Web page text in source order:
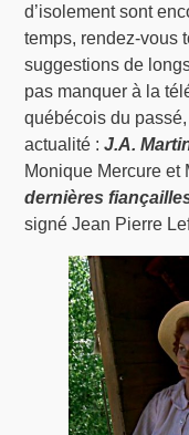
d’isolement sont
temps, rendez-vous
suggestions de
pas manquer à la
québécois du
actualité :J.A.
Monique Mercure
dernières
signé Jean Pierre